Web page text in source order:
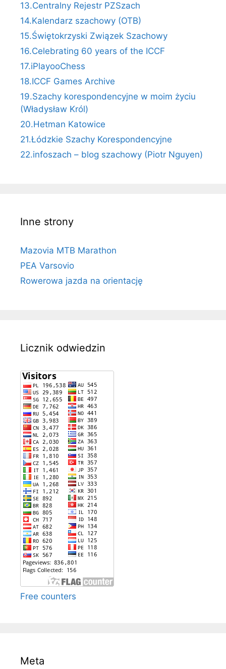
13.Centralny Rejestr PZSzach
14.Kalendarz szachowy (OTB)
15.Świętokrzyski Związek Szachowy
16.Celebrating 60 years of the ICCF
17.iPlayooChess
18.ICCF Games Archive
19.Szachy korespondencyjne w moim życiu
(Władysław Król)
20.Hetman Katowice
21.Łódzkie Szachy Korespondencyjne
22.infoszach – blog szachowy (Piotr Nguyen)
Inne strony
Mazovia MTB Marathon
PEA Varsovio
Rowerowa jazda na orientację
Licznik odwiedzin
Free counters
Meta